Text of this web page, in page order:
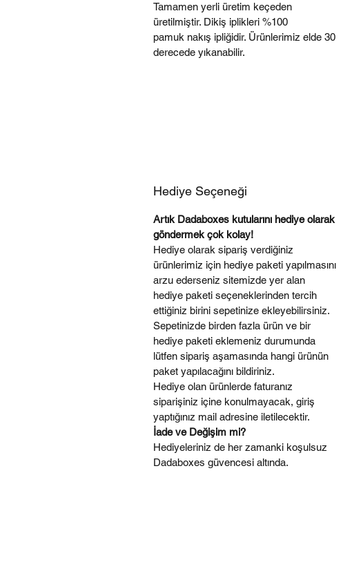
Tamamen yerli üretim keçeden
üretilmiştir. Dikiş iplikleri %100
pamuk nakış ipliğidir. Ürünlerimiz elde 30
derecede yıkanabilir.
Hediye Seçeneği
Artık Dadaboxes kutularını hediye olarak
göndermek çok kolay!
Hediye olarak sipariş verdiğiniz
ürünlerimiz için hediye paketi yapılmasını
arzu ederseniz sitemizde yer alan
hediye paketi seçeneklerinden tercih
ettiğiniz birini sepetinize ekleyebilirsiniz.
Sepetinizde birden fazla ürün ve bir
hediye paketi eklemeniz durumunda
lütfen sipariş aşamasında hangi ürünün
paket yapılacağını bildiriniz.
Hediye olan ürünlerde faturanız
siparişiniz içine konulmayacak, giriş
yaptığınız mail adresine iletilecektir.
İade ve Değişim mi?
Hediyeleriniz de her zamanki koşulsuz
Dadaboxes güvencesi altında.